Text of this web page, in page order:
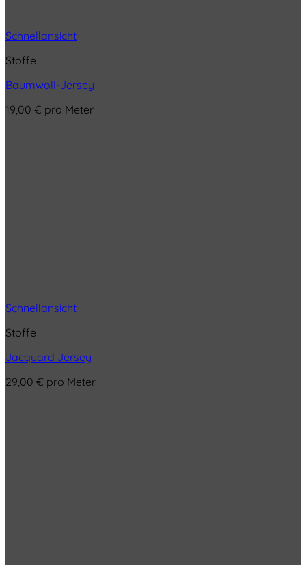
Schnellansicht
Stoffe
Baumwoll-Jersey
19,00 € pro Meter
Schnellansicht
Stoffe
Jacquard Jersey
29,00 € pro Meter